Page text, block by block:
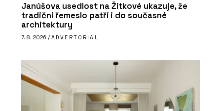
Janúšova usedlost na Žítkové ukazuje, že
tradiční řemeslo patří i do současné
architektury
7. 8. 2026 / ADVERTORIAL